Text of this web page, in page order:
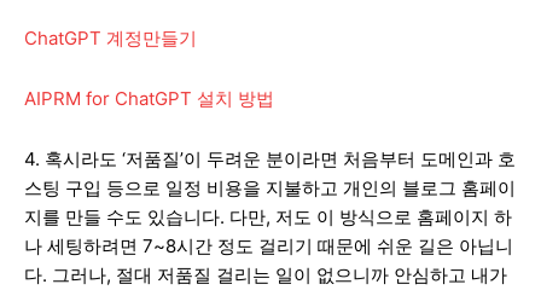
ChatGPT 계정만들기
AIPRM for ChatGPT 설치 방법
4. 혹시라도 ‘저품질’이 두려운 분이라면 처음부터 도메인과 호
스팅 구입 등으로 일정 비용을 지불하고 개인의 블로그 홈페이
지를 만들 수도 있습니다. 다만, 저도 이 방식으로 홈페이지 하
나 세팅하려면 7~8시간 정도 걸리기 때문에 쉬운 길은 아닙니
다. 그러나, 절대 저품질 걸리는 일이 없으니까 안심하고 내가